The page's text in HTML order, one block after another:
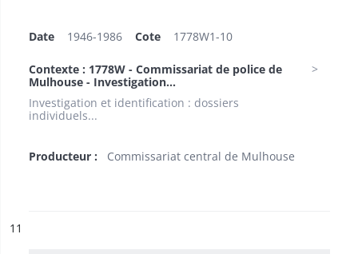
Date 1946-1986 Cote 1778W1-10
Contexte : 1778W - Commissariat de police de
Mulhouse - Investigation...
Investigation et identification : dossiers
individuels...
Producteur : Commissariat central de Mulhouse
n°
11